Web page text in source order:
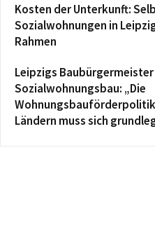
Kosten der Unterkunft:
Sozialwohnungen in
Rahmen
Leipzigs Baubürgermeister
Sozialwohnungsbau: „Die
Wohnungsbauförderpolitik
Ländern muss sich